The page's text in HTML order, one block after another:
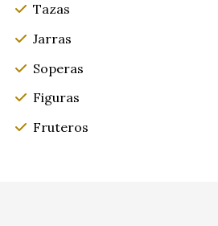
Tazas
Jarras
Soperas
Figuras
Fruteros